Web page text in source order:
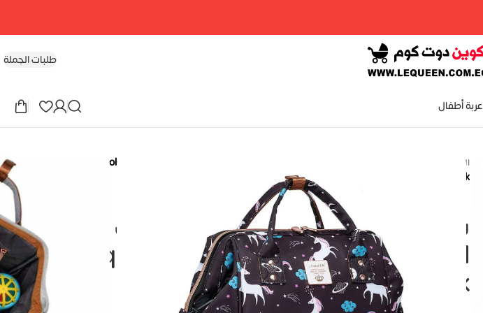
طلبات الجملة
عربة أطفال
الرئيسية
شنطه ليكوين الجيل الثامن كلاسيك Lequeen 8TH Gold Classic Original Mommy Bag
Uni-Black
شنطه ليكوين الجيل الثامن كلاسيك
Lequeen 8TH Gold Classic Original
Mommy Bag Uni-Black